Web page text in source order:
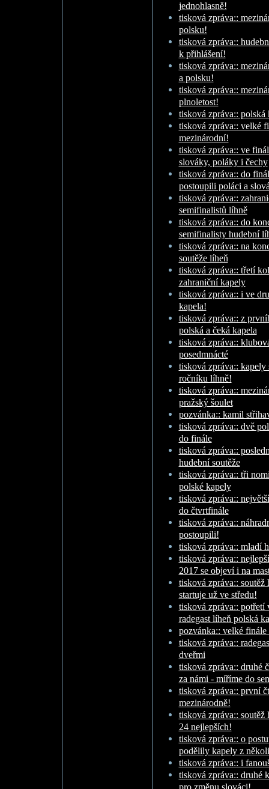
jednohlasně!
tisková zpráva::
polsku!
tisková zpráva::
k přihlášení!
tisková zpráva::
a polsku!
tisková zpráva::
plnoletost!
tisková zpráva::
tisková zpráva:: velké
mezinárodní!
tisková zpráva:: ve
slováky, poláky i čechy
tisková zpráva:: do
postoupili poláci a
tisková zpráva::
semifinalistů líhně
tisková zpráva:: do
semifinalisty hudební
tisková zpráva:: na
soutěže líheň
tisková zpráva:: třetí
zahraniční kapely
tisková zpráva:: i ve
kapela!
tisková zpráva:: z
polská a čeká kapela
tisková zpráva::
posedmnácté
tisková zpráva:: kapely
ročníku líhně!
tisková zpráva::
pražský šoulet
pozvánka:: kamil
tisková zpráva:: dvě
do finále
tisková zpráva::
hudební soutěže
tisková zpráva:: tři
polské kapely
tisková zpráva::
do čtvrtfinále
tisková zpráva::
postoupili!
tisková zpráva:: mladí
tisková zpráva::
2017 se objeví i na
tisková zpráva::
startuje už ve středu!
tisková zpráva::
radegast líheň polská
pozvánka:: velké finále
tisková zpráva::
dveřmi
tisková zpráva:: druhé
za námi - míříme do
tisková zpráva:: první
mezinárodně!
tisková zpráva:: soutěž
24 nejlepších!
tisková zpráva:: o
podělily kapely z
tisková zpráva:: i
tisková zpráva:: druhé